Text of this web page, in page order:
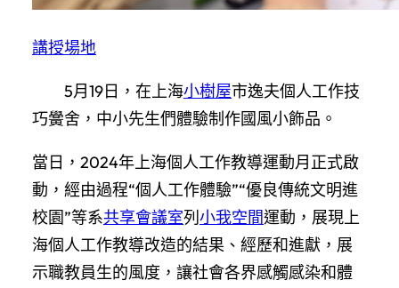
講授場地
5月19日，在上海小樹屋市逸夫個人工作技
巧黌舍，中小先生們體驗制作國風小飾品。
當日，2024年上海個人工作教導運動月正式啟
動，經由過程“個人工作體驗”“優良傳統文明進
校園”等系共享會議室列 小我空間運動，展現上
海個人工作教導改造的結果、經歷和進獻，展
示職教員生的風度，讓社會各界感觸感染和體